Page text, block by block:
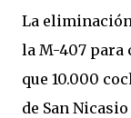
La
la M-407 para
que 10.000
de San